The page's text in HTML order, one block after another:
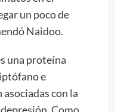
un poco de
Naidoo.
una proteína
e
con la
Como